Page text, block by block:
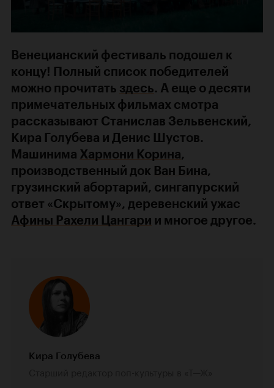
Венецианский фестиваль подошел к
концу! Полный список победителей
можно прочитать здесь. А еще о десяти
примечательных фильмах смотра
рассказывают Станислав Зельвенский,
Кира Голубева и Денис Шустов.
Машинима Хармони Корина,
производственный док Ван Бина,
грузинский абортарий, сингапурский
ответ «Скрытому», деревенский ужас
Афины Рахели Цангари и многое другое.
Кира Голубева